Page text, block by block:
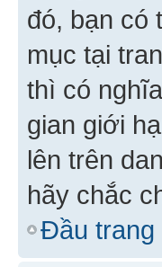
đó, bạn có
mục tại
thì có
gian giới
lên trên
hãy chắc
Đầu trang